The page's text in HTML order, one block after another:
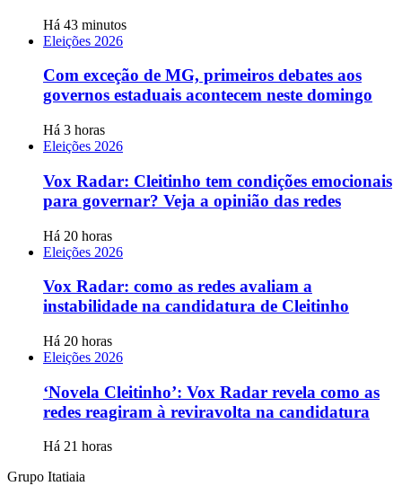
Há 43 minutos
Eleições 2026
Com exceção de MG, primeiros debates aos
governos estaduais acontecem neste domingo
Há 3 horas
Eleições 2026
Vox Radar: Cleitinho tem condições emocionais
para governar? Veja a opinião das redes
Há 20 horas
Eleições 2026
Vox Radar: como as redes avaliam a
instabilidade na candidatura de Cleitinho
Há 20 horas
Eleições 2026
‘Novela Cleitinho’: Vox Radar revela como as
redes reagiram à reviravolta na candidatura
Há 21 horas
Grupo Itatiaia